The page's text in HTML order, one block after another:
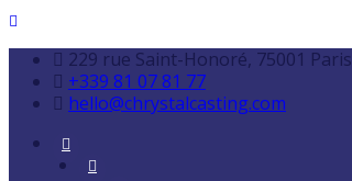
229 rue Saint-Honoré, 75001 Paris
+339 81 07 81 77
hello@chrystalcasting.com